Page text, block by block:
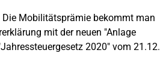
Die Mobilitätsprämie bekommt man
mit der neuen "Anlage
2020" vom